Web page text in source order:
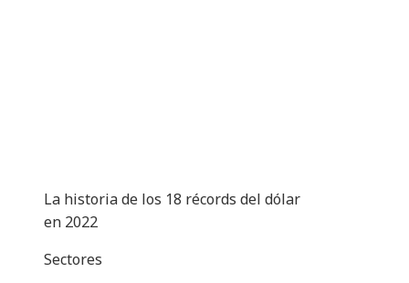
La historia de los 18 récords del dólar
en 2022
Sectores